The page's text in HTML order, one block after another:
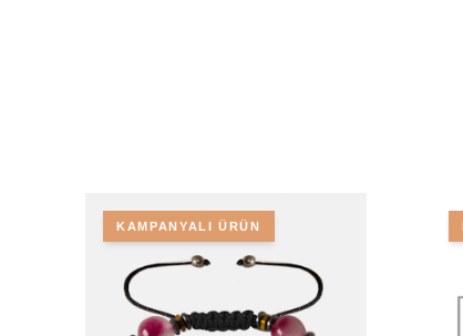
KAMPANYALI ÜRÜN